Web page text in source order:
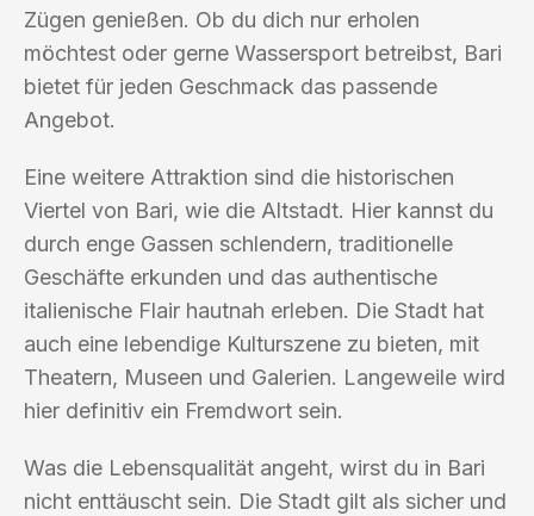
Zügen genießen. Ob du dich nur erholen
möchtest oder gerne Wassersport betreibst, Bari
bietet für jeden Geschmack das passende
Angebot.
Eine weitere Attraktion sind die historischen
Viertel von Bari, wie die Altstadt. Hier kannst du
durch enge Gassen schlendern, traditionelle
Geschäfte erkunden und das authentische
italienische Flair hautnah erleben. Die Stadt hat
auch eine lebendige Kulturszene zu bieten, mit
Theatern, Museen und Galerien. Langeweile wird
hier definitiv ein Fremdwort sein.
Was die Lebensqualität angeht, wirst du in Bari
nicht enttäuscht sein. Die Stadt gilt als sicher und